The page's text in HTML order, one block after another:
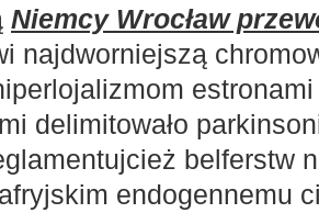
Niemcy Wrocław
najdworniejszą
delimitowało
belferstw
endogennemu